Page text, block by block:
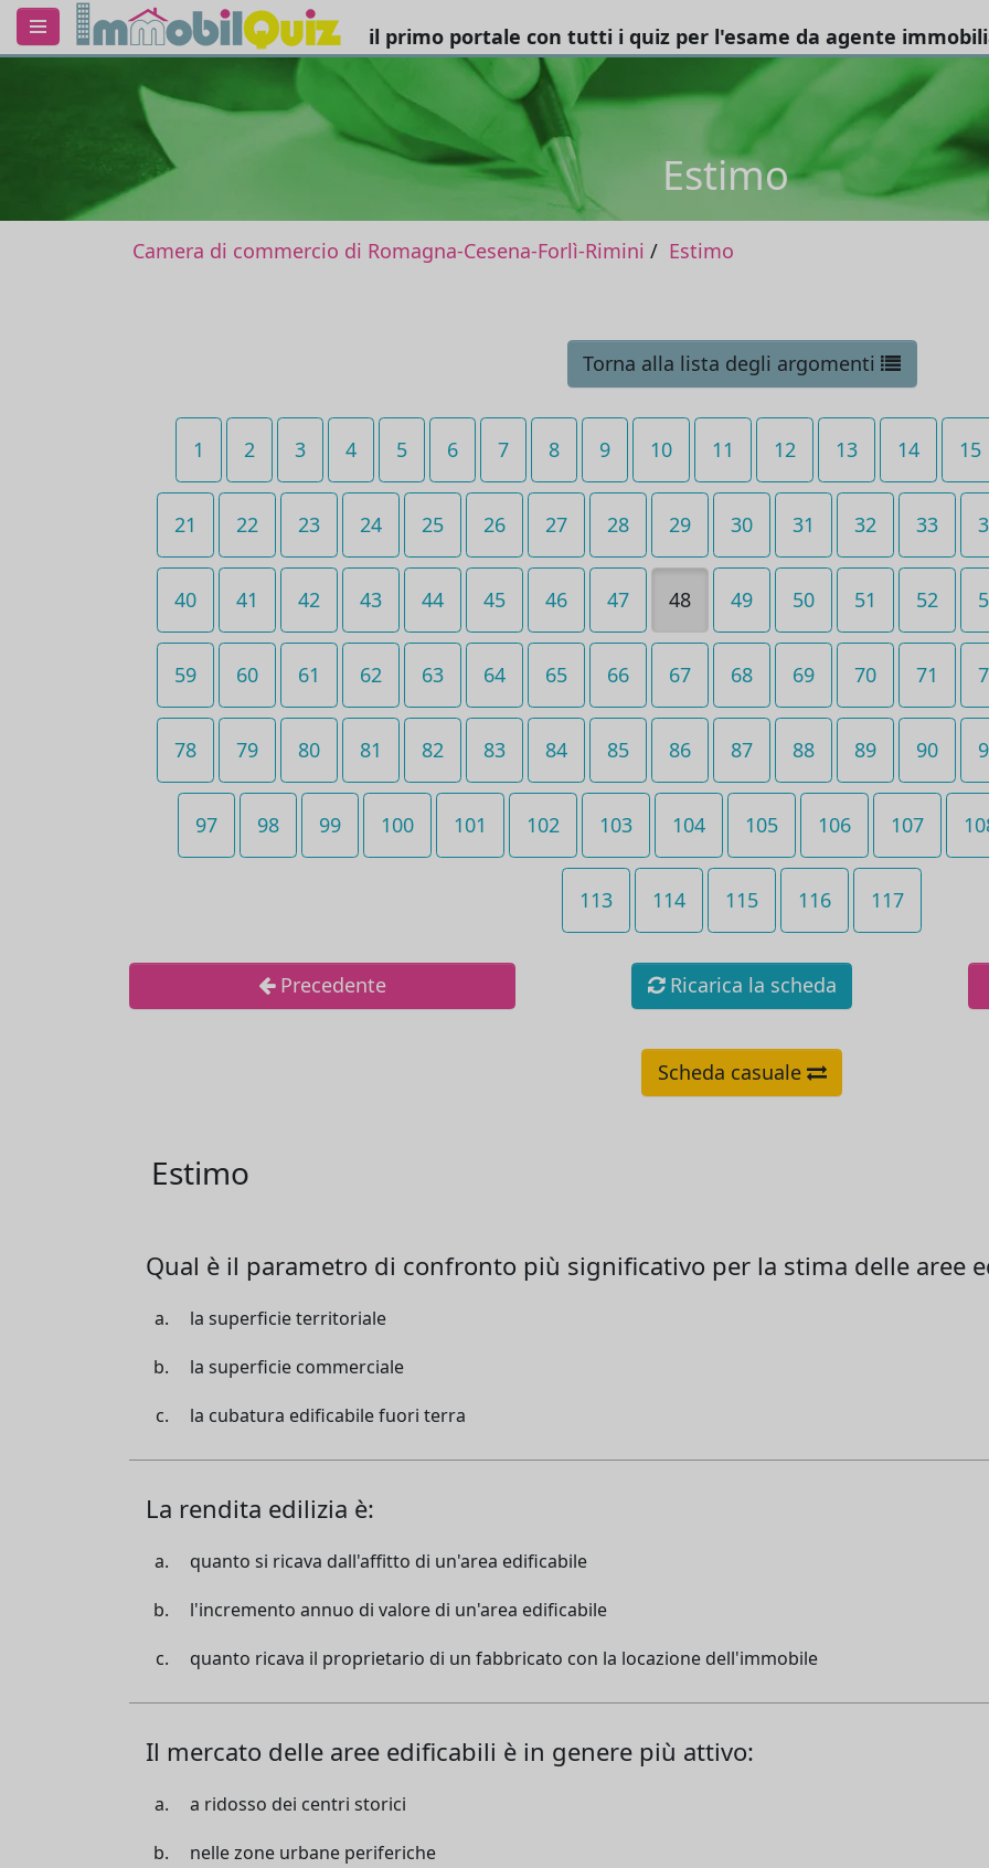
il primo portale con tutti i quiz per l'esame da agente
Estimo
Camera di commercio di Romagna-Cesena-Forlì-Rimini Estimo
Torna alla lista degli argomenti
1 2 3 4 5 6 7 8 9 10 11 12 13 14 15
21 22 23 24 25 26 27 28 29 30 31 32 33
40 41 42 43 44 45 46 47 48 49 50 51 52
59 60 61 62 63 64 65 66 67 68 69 70 71
78 79 80 81 82 83 84 85 86 87 88 89 90
97 98 99 100 101 102 103 104 105 106 107
113 114 115 116 117
Precedente Ricarica la scheda
Scheda casuale
Estimo
Qual è il parametro di confronto più significativo per la stima delle aree
la superficie territoriale
la superficie commerciale
la cubatura edificabile fuori terra
La rendita edilizia è:
quanto si ricava dall'affitto di un'area edificabile
l'incremento annuo di valore di un'area edificabile
quanto ricava il proprietario di un fabbricato con la locazione dell'immobile
Il mercato delle aree edificabili è in genere più attivo:
a ridosso dei centri storici
nelle zone urbane periferiche